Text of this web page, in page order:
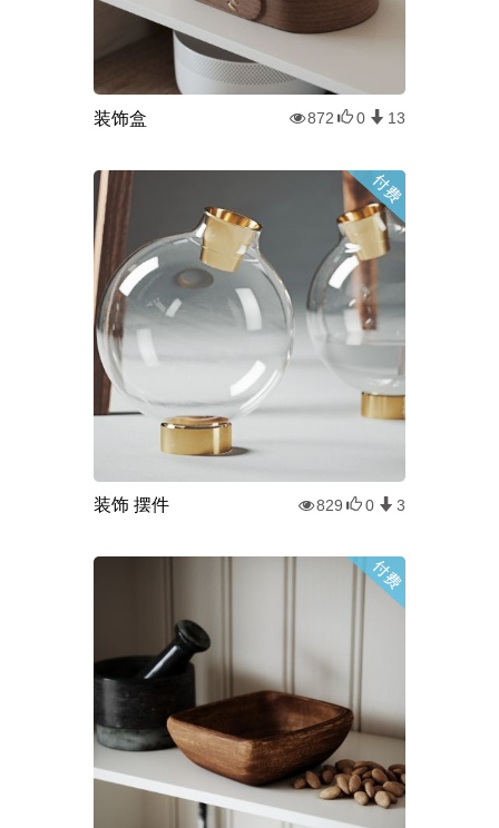
装饰盒 872 0 13
装饰 摆件 829 0 3